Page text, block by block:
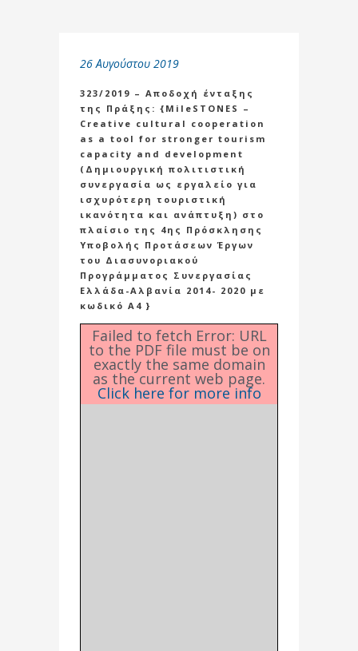
26 Αυγούστου 2019
323/2019 – Αποδοχή ένταξης
της Πράξης: {MileSTONES –
Creative cultural cooperation
as a tool for stronger tourism
capacity and development
(Δημιουργική πολιτιστική
συνεργασία ως εργαλείο για
ισχυρότερη τουριστική
ικανότητα και ανάπτυξη) στο
πλαίσιο της 4ης Πρόσκλησης
Υποβολής Προτάσεων Έργων
του Διασυνοριακού
Προγράμματος Συνεργασίας
Ελλάδα-Αλβανία 2014- 2020 με
κωδικό Α4 }
Failed to fetch Error: URL
to the PDF file must be on
exactly the same domain
as the current web page.
Click here for more info